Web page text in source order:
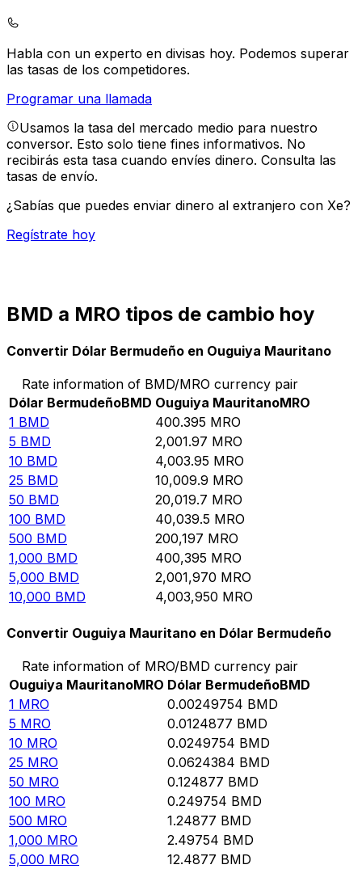
Habla con un experto en divisas hoy. Podemos superar
las tasas de los competidores.
Programar una llamada
Usamos la tasa del mercado medio para nuestro
conversor. Esto solo tiene fines informativos. No
recibirás esta tasa cuando envíes dinero. Consulta las
tasas de envío.
¿Sabías que puedes enviar dinero al extranjero con Xe?
Regístrate hoy
BMD a MRO tipos de cambio hoy
Convertir Dólar Bermudeño en Ouguiya Mauritano
Rate information of BMD/MRO currency pair
Dólar BermudeñoBMD Ouguiya MauritanoMRO
1 BMD 400.395 MRO
5 BMD 2,001.97 MRO
10 BMD 4,003.95 MRO
25 BMD 10,009.9 MRO
50 BMD 20,019.7 MRO
100 BMD 40,039.5 MRO
500 BMD 200,197 MRO
1,000 BMD 400,395 MRO
5,000 BMD 2,001,970 MRO
10,000 BMD 4,003,950 MRO
Convertir Ouguiya Mauritano en Dólar Bermudeño
Rate information of MRO/BMD currency pair
Ouguiya MauritanoMRO Dólar BermudeñoBMD
1 MRO 0.00249754 BMD
5 MRO 0.0124877 BMD
10 MRO 0.0249754 BMD
25 MRO 0.0624384 BMD
50 MRO 0.124877 BMD
100 MRO 0.249754 BMD
500 MRO 1.24877 BMD
1,000 MRO 2.49754 BMD
5,000 MRO 12.4877 BMD